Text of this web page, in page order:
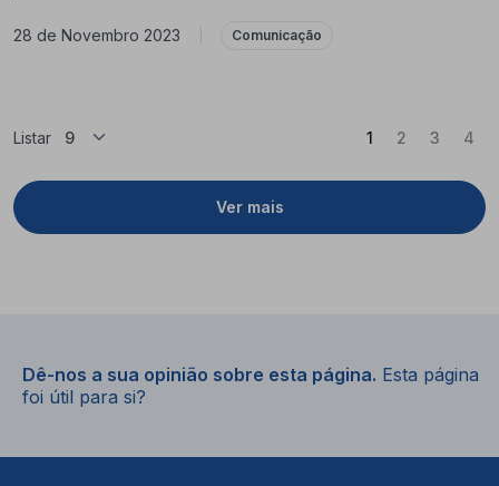
28 de Novembro 2023 Comunicação
Listar
Ver mais
1 (Atual)
2 3 4
Dê-nos a sua opinião sobre esta página. Esta página
foi útil para si?